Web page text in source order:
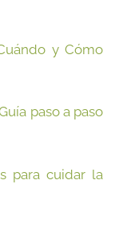
y Cómo
paso a paso
para cuidar la